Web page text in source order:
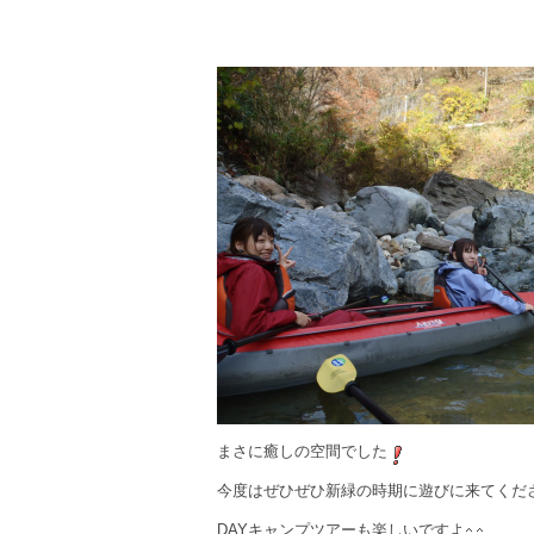
まさに癒しの空間でした
今度はぜひぜひ新緑の時期に遊びに来てくだ
DAYキャンプツアーも楽しいですよ